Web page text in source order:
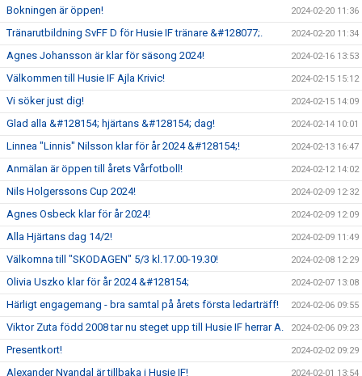
Bokningen är öppen! 2024-02-20 11:36
Tränarutbildning SvFF D för Husie IF tränare &#128077;. 2024-02-20 11:34
Agnes Johansson är klar för säsong 2024! 2024-02-16 13:53
Välkommen till Husie IF Ajla Krivic! 2024-02-15 15:12
Vi söker just dig! 2024-02-15 14:09
Glad alla &#128154; hjärtans &#128154; dag! 2024-02-14 10:01
Linnea "Linnis" Nilsson klar för år 2024 &#128154;! 2024-02-13 16:47
Anmälan är öppen till årets Vårfotboll! 2024-02-12 14:02
Nils Holgerssons Cup 2024! 2024-02-09 12:32
Agnes Osbeck klar för år 2024! 2024-02-09 12:09
Alla Hjärtans dag 14/2! 2024-02-09 11:49
Välkomna till "SKODAGEN" 5/3 kl.17.00-19.30! 2024-02-08 12:29
Olivia Uszko klar för år 2024 &#128154; 2024-02-07 13:08
Härligt engagemang - bra samtal på årets första ledarträff! 2024-02-06 09:55
Viktor Zuta född 2008 tar nu steget upp till Husie IF herrar A. 2024-02-06 09:23
Presentkort! 2024-02-02 09:29
Alexander Nyandal är tillbaka i Husie IF! 2024-02-01 13:54